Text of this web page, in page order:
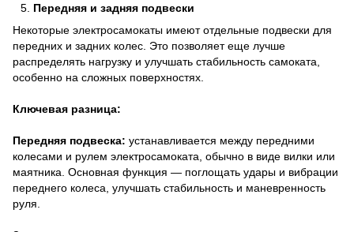
Передняя и задняя подвески
Некоторые электросамокаты имеют отдельные подвески для
передних и задних колес. Это позволяет еще лучше
распределять нагрузку и улучшать стабильность самоката,
особенно на сложных поверхностях.
Ключевая разница:
Передняя подвеска: устанавливается между передними
колесами и рулем электросамоката, обычно в виде вилки или
маятника. Основная функция — поглощать удары и вибрации
переднего колеса, улучшать стабильность и маневренность
руля.